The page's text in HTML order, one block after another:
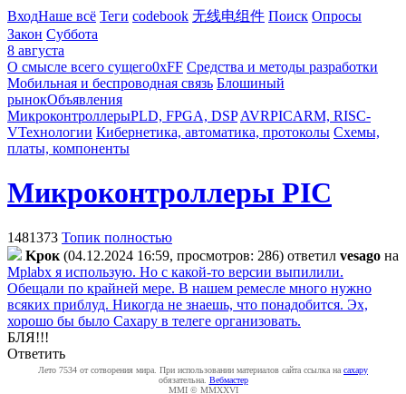
ВходНаше всё Теги codebook 无线电组件 Поиск Опросы
Закон Суббота
8 августа
О смысле всего сущего0xFF Средства и методы разработки
Мобильная и беспроводная связь Блошиный
рынокОбъявления
МикроконтроллерыPLD, FPGA, DSP AVRPICARM, RISC-
VТехнологии Кибернетика, автоматика, протоколы Схемы,
платы, компоненты
Микроконтроллеры PIC
1481373 Топик полностью
Kpoк (04.12.2024 16:59, просмотров: 286) ответил vesago на
Mplabx я использую. Но с какой-то версии выпилили.
Обещали по крайней мере. В нашем ремесле много нужно
всяких приблуд. Никогда не знаешь, что понадобится. Эх,
хорошо бы было Сахару в телеге организовать.
БЛЯ!!!
Ответить
Лето 7534 от сотворения мира. При использовании материалов сайта ссылка на caxapу
обязательна. Вебмастер
MMI © MMXXVI